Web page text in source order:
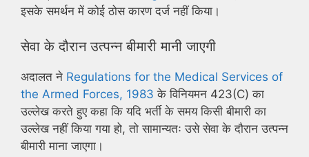
इसके समर्थन में कोई ठोस कारण दर्ज नहीं किया।
सेवा के दौरान उत्पन्न बीमारी मानी जाएगी
अदालत ने Regulations for the Medical Services of
the Armed Forces, 1983के विनियमन 423(C) का
उल्लेख करते हुए कहा कि यदि भर्ती के समय किसी बीमारी का
उल्लेख नहीं किया गया हो, तो सामान्यतः उसे सेवा के दौरान उत्पन्न
बीमारी माना जाएगा।